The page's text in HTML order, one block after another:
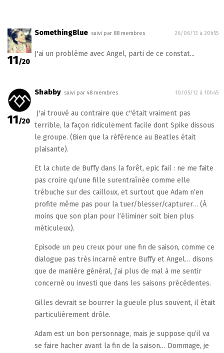
11/20
SomethingBlue suivi par 88 membres 26/06/13 à 20h55
J'ai un problème avec Angel, parti de ce constat...
11/20
Shabby suivi par 48 membres 10/05/12 à 10h45
J'ai trouvé au contraire que c''était vraiment pas
terrible, la façon ridiculement facile dont Spike dissous
le groupe. (Bien que la référence au Beatles était
plaisante).
Et la chute de Buffy dans la forêt, epic fail : ne me faite
pas croire qu’une fille surentraînée comme elle
trébuche sur des cailloux, et surtout que Adam n’en
profite même pas pour la tuer/blesser/capturer… (À
moins que son plan pour l’éliminer soit bien plus
méticuleux).
Episode un peu creux pour une fin de saison, comme ce
dialogue pas très incarné entre Buffy et Angel… disons
que de manière général, j’ai plus de mal à me sentir
concerné ou investi que dans les saisons précédentes.
Gilles devrait se bourrer la gueule plus souvent, il était
particulièrement drôle.
Adam est un bon personnage, mais je suppose qu’il va
se faire hacher avant la fin de la saison… Dommage, je